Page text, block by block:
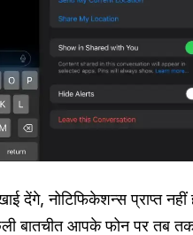
देंगे, नोटिफिकेशन्स प्राप्त
बातचीत आपके फोन पर तब